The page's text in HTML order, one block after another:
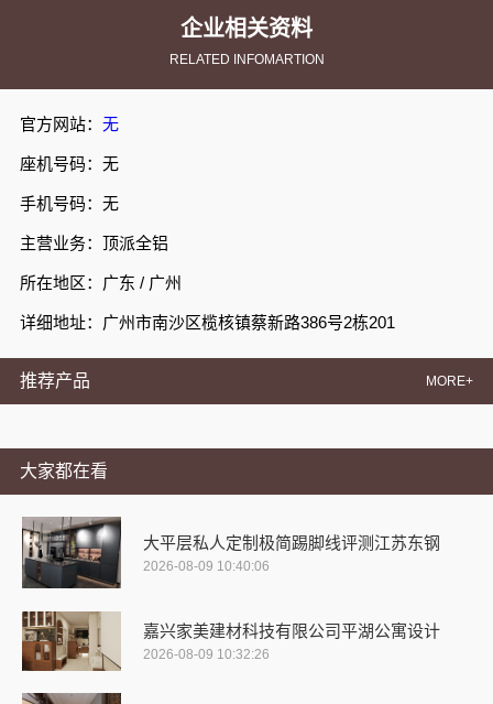
企业相关资料
RELATED INFOMARTION
官方网站： 无
座机号码：无
手机号码：无
主营业务：顶派全铝
所在地区：广东 / 广州
详细地址：广州市南沙区榄核镇蔡新路386号2栋201
推荐产品 MORE+
大家都在看
大平层私人定制极简踢脚线评测江苏东钢
2026-08-09 10:40:06
嘉兴家美建材科技有限公司平湖公寓设计
2026-08-09 10:32:26